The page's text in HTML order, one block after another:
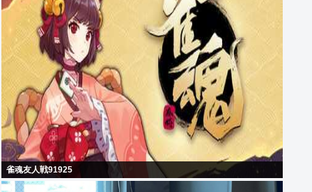
雀魂友人戦91925